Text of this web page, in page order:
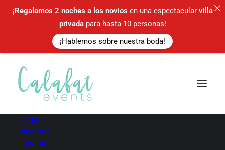
INICIO
ESPACIOS
SERVICIOS
¡Regalamos 2 noches a los novios en una espectacular villa
privadapara hasta 10 personas!
¡Hablemos sobre nuestra boda!